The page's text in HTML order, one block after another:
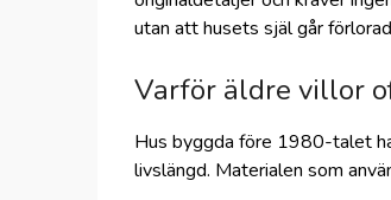
utan att husets själ går
Varför äldre villor
Hus byggda före 1980-talet
livslängd. Materialen som